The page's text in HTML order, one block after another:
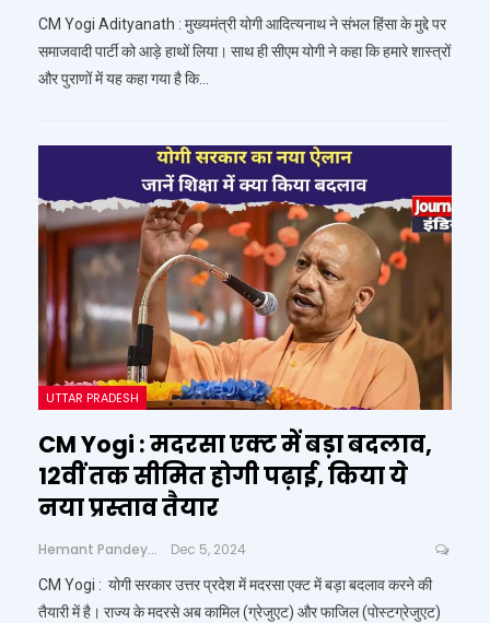
CM Yogi Adityanath : मुख्यमंत्री योगी आदित्यनाथ ने संभल हिंसा के मुद्दे पर
समाजवादी पार्टी को आड़े हाथों लिया। साथ ही सीएम योगी ने कहा कि हमारे शास्त्रों
और पुराणों में यह कहा गया है कि…
UTTAR PRADESH
CM Yogi : मदरसा एक्ट में बड़ा बदलाव,
12वीं तक सीमित होगी पढ़ाई, किया ये
नया प्रस्ताव तैयार
Hemant Pandey Dec 5, 2024
CM Yogi : योगी सरकार उत्तर प्रदेश में मदरसा एक्ट में बड़ा बदलाव करने की
तैयारी में है। राज्य के मदरसे अब कामिल (ग्रेजुएट) और फाजिल (पोस्टग्रेजुएट)